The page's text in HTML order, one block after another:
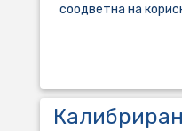
соодветна на